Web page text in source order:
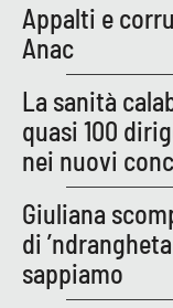
Reggio Calabria
Cosenza
Lamezia Terme
PROGETTI
SPECIALI
Buona Sanità
Appalti e
Anac
La sanità
quasi 100
nei nuovi
Giuliana
di
sappiamo